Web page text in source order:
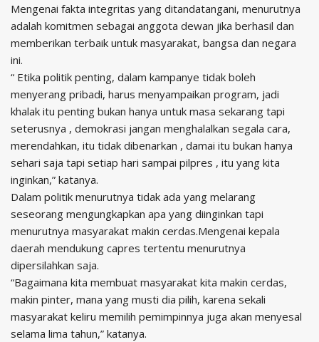
Mengenai fakta integritas yang ditandatangani, menurutnya
adalah komitmen sebagai anggota dewan jika berhasil dan
memberikan terbaik untuk masyarakat, bangsa dan negara
ini.
“ Etika politik penting, dalam kampanye tidak boleh
menyerang pribadi, harus menyampaikan program, jadi
khalak itu penting bukan hanya untuk masa sekarang tapi
seterusnya , demokrasi jangan menghalalkan segala cara,
merendahkan, itu tidak dibenarkan , damai itu bukan hanya
sehari saja tapi setiap hari sampai pilpres , itu yang kita
inginkan,” katanya.
Dalam politik menurutnya tidak ada yang melarang
seseorang mengungkapkan apa yang diinginkan tapi
menurutnya masyarakat makin cerdas.Mengenai kepala
daerah mendukung capres tertentu menurutnya
dipersilahkan saja.
“Bagaimana kita membuat masyarakat kita makin cerdas,
makin pinter, mana yang musti dia pilih, karena sekali
masyarakat keliru memilih pemimpinnya juga akan menyesal
selama lima tahun,” katanya.